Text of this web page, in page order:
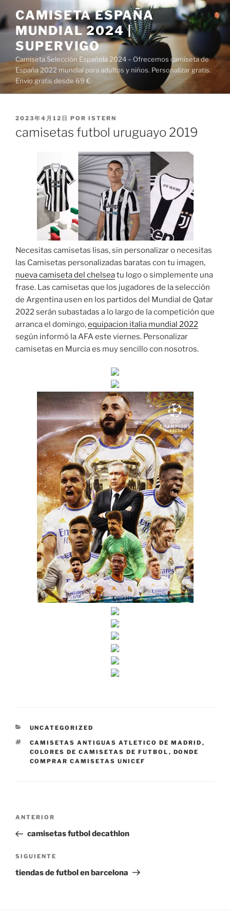
al
contenido
CAMISETA ESPAÑA
MUNDIAL 2024 |
SUPERVIGO
Camiseta Selección Española 2024 – Ofrecemos camiseta de
España 2022 mundial para adultos y niños. Personalizar gratis.
Envío gratis desde 69 €.
PUBLICADO
2023年4月12日 POR ISTERN
camisetas futbol uruguayo 2019
Necesitas camisetas lisas, sin personalizar o necesitas
las Camisetas personalizadas baratas con tu imagen,
nueva camiseta del chelseatu logo o simplemente una
frase. Las camisetas que los jugadores de la selección
de Argentina usen en los partidos del Mundial de Qatar
2022 serán subastadas a lo largo de la competición que
arranca el domingo,equipacion italia mundial 2022
según informó la AFA este viernes. Personalizar
camisetas en Murcia es muy sencillo con nosotros.
CATEGORÍAS
UNCATEGORIZED
ETIQUETAS
CAMISETAS ANTIGUAS ATLETICO DE MADRID ,
COLORES DE CAMISETAS DE FUTBOL , DONDE
COMPRAR CAMISETAS UNICEF
Navegación
entradas
Entrada
anterior:
ANTERIOR
camisetas futbol decathlon
Siguiente
entrada
SIGUIENTE
tiendas de futbol en barcelona